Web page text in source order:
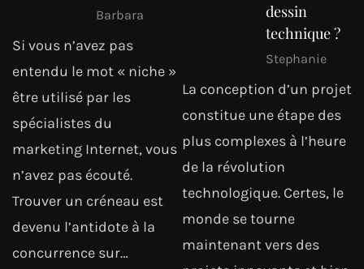
Barbara
Si vous n’avez pas
entendu le mot « niche »
être utilisé par les
spécialistes du
marketing Internet, vous
n’avez pas écouté.
Trouver un créneau est
devenu l’antidote à la
concurrence sur…
dessin
technique ?
Stephanie
La conception d’un projet
constitue une étape des
plus complexes à l’heure
de la révolution
technologique. Certes, le
monde se tourne
maintenant vers des